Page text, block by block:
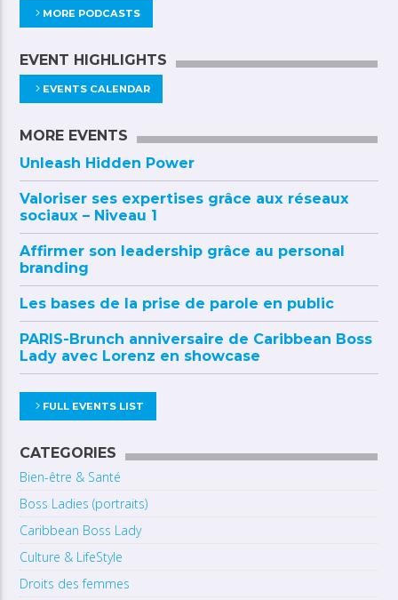
MORE PODCASTS
EVENT HIGHLIGHTS
EVENTS CALENDAR
MORE EVENTS
Unleash Hidden Power
Valoriser ses expertises grâce aux réseaux
sociaux – Niveau 1
Affirmer son leadership grâce au personal
branding
Les bases de la prise de parole en public
PARIS-Brunch anniversaire de Caribbean Boss
Lady avec Lorenz en showcase
FULL EVENTS LIST
CATEGORIES
Bien-être & Santé
Boss Ladies (portraits)
Caribbean Boss Lady
Culture & LifeStyle
Droits des femmes